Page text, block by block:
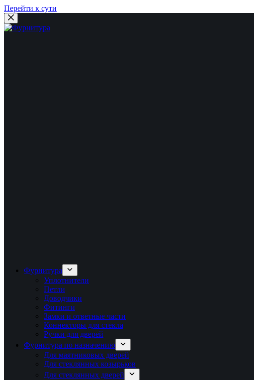
Перейти к сути
Фурнитура
Уплотнители
Петли
Доводчики
Фитинги
Замки и ответные части
Коннекторы для стекла
Ручки для дверей
Фурнитура по назначению
Для маятниковых дверей
Для стеклянных козырьков
Для стеклянных дверей